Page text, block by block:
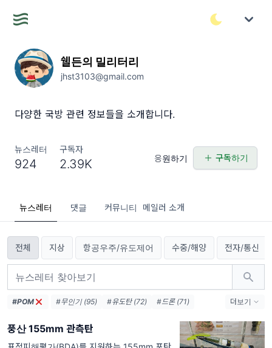
쉘든의 밀리터리
jhst3103@gmail.com
다양한 국방 관련 정보들을 소개합니다.
뉴스레터
924
구독자
2.39K 응원하기 구독하기
뉴스레터 댓글 커뮤니티 메일러 소개
전체 지상 항공우주/유도제어 수중/해양 전자/통신
#POM #무인기 (95) #유도탄 (72)
#드론 (71)
#보도자료 (54)
#엔진 (54)
#한국항공우주산업 (49)
#레이다 (46)
더보기
풍산 155mm 관측탄